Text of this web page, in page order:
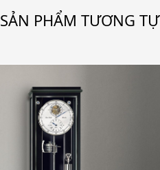
SẢN PHẨM TƯƠNG TỰ